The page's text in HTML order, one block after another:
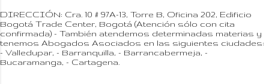
DIRECCIÓN: Cra. 10 # 97A-13, Torre B, Oficina 202, Edificio
Bogotá Trade Center, Bogotá (Atención sólo con cita
confirmada) - También atendemos determinadas materias y
tenemos Abogados Asociados en las siguientes ciudades:
- Valledupar, - Barranquilla, - Barrancabermeja, -
Bucaramanga, - Cartagena.